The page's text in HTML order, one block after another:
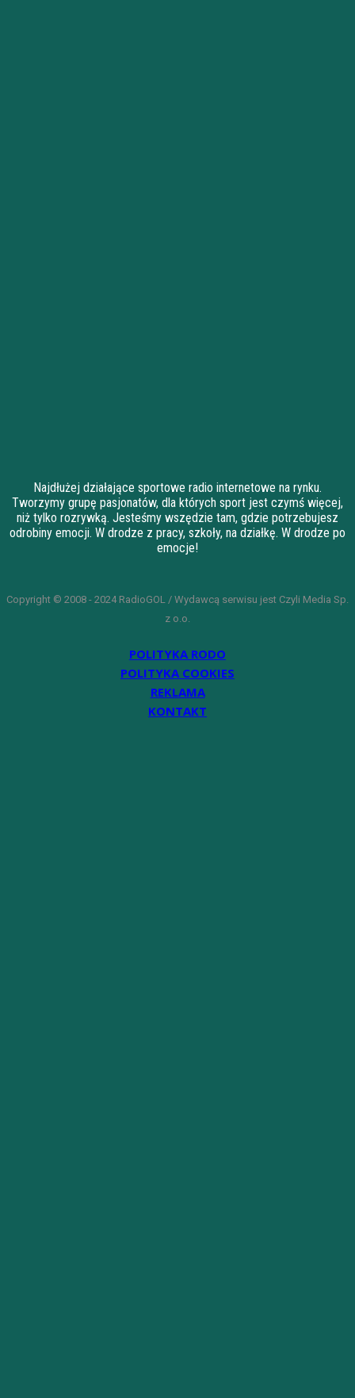
Najdłużej działające sportowe radio internetowe na rynku.
Tworzymy grupę pasjonatów, dla których sport jest czymś więcej,
niż tylko rozrywką. Jesteśmy wszędzie tam, gdzie potrzebujesz
odrobiny emocji. W drodze z pracy, szkoły, na działkę. W drodze po
emocje!
Copyright © 2008 - 2024 RadioGOL / Wydawcą serwisu jest Czyli Media Sp.
z o.o.
POLITYKA RODO
POLITYKA COOKIES
REKLAMA
KONTAKT